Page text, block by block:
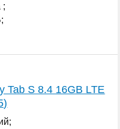
;
Tab S 8.4 16GB LTE